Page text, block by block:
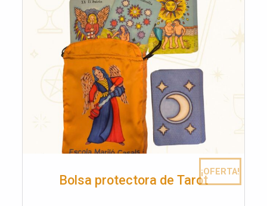
Bolsa protectora de Tarot
¡OFERTA!